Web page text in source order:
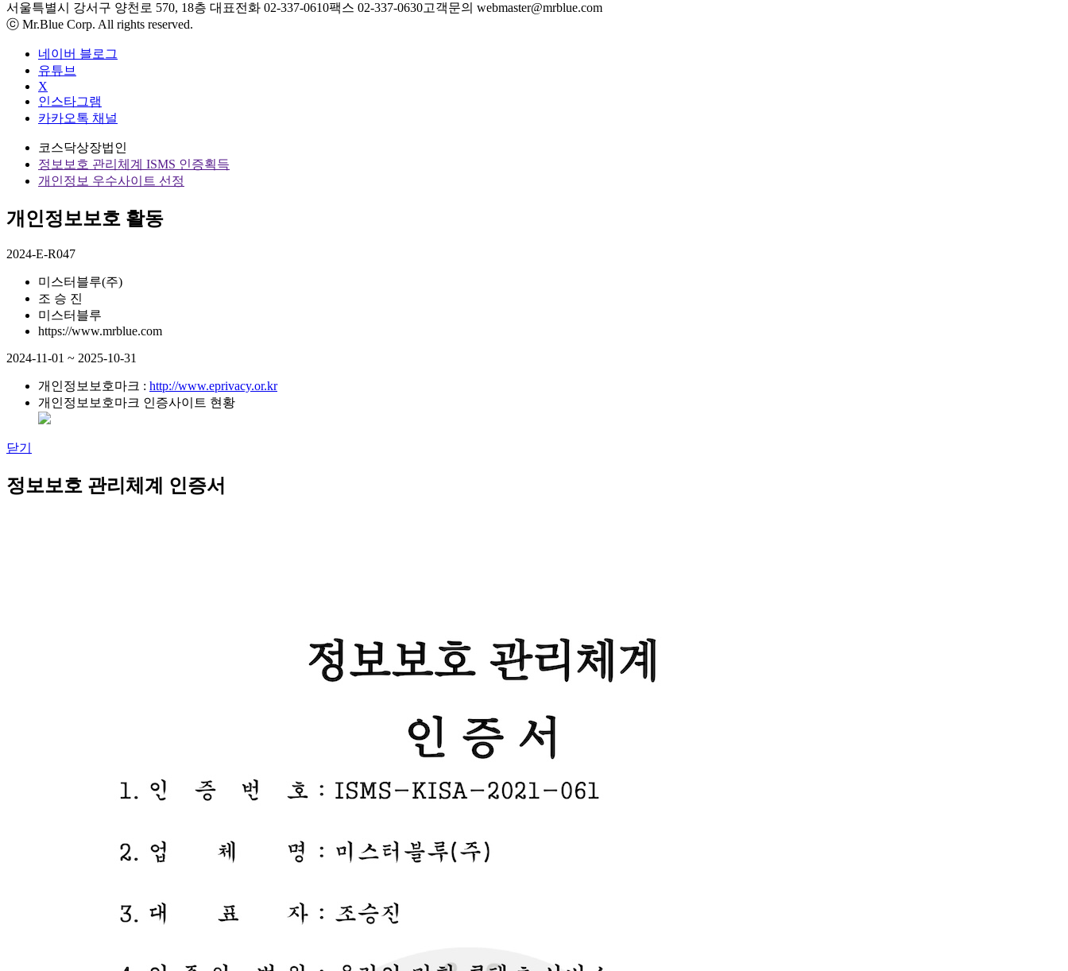
서울특별시 강서구 양천로 570, 18층 대표전화 02-337-0610팩스 02-337-0630고객문의 webmaster@mrblue.com
ⓒ Mr.Blue Corp. All rights reserved.
네이버 블로그
유튜브
X
인스타그램
카카오톡 채널
코스닥상장법인
정보보호 관리체계 ISMS 인증획득
개인정보 우수사이트 선정
개인정보보호 활동
2024-E-R047
미스터블루(주)
조 승 진
미스터블루
https://www.mrblue.com
2024-11-01 ~ 2025-10-31
개인정보보호마크 : http://www.eprivacy.or.kr
개인정보보호마크 인증사이트 현황
닫기
정보보호 관리체계 인증서